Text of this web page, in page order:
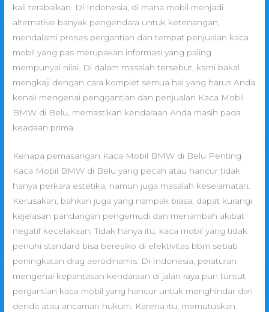
kali terabaikan. Di Indonesia, di mana mobil menjadi
alternative banyak pengendara untuk ketenangan,
mendalami proses pergantian dan tempat penjualan kaca
mobil yang pas merupakan informasi yang paling
mempunyai nilai. Di dalam masalah tersebut, kami bakal
mengkaji dengan cara komplet semua hal yang harus Anda
kenali mengenai penggantian dan penjualan Kaca Mobil
BMW di Belu, memastikan kendaraan Anda masih pada
keadaan prima.
Kenapa pemasangan Kaca Mobil BMW di Belu Penting
Kaca Mobil BMW di Belu yang pecah atau hancur tidak
hanya perkara estetika, namun juga masalah keselamatan.
Kerusakan, bahkan juga yang nampak biasa, dapat kurangi
kejelasan pandangan pengemudi dan menambah akibat
negatif kecelakaan. Tidak hanya itu, kaca mobil yang tidak
penuhi standard bisa beresiko di efektivitas bbm sebab
peningkatan drag aerodinamis. Di Indonesia, peraturan
mengenai kepantasan kendaraan di jalan raya pun tuntut
pergantian kaca mobil yang hancur untuk menghindar dari
denda atau ancaman hukum. Karena itu, memutuskan